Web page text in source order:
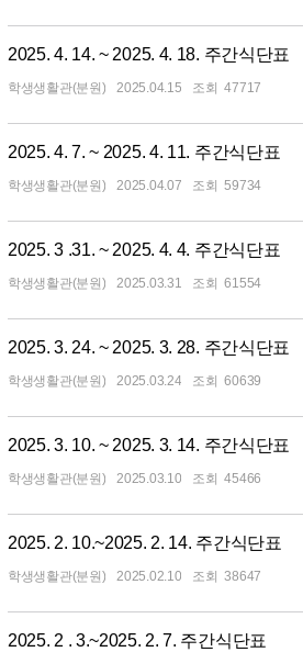
2025. 4. 14. ~ 2025. 4. 18. 주간식단표
학생생활관(분원) 2025.04.15 47717
2025. 4. 7. ~ 2025. 4. 11. 주간식단표
학생생활관(분원) 2025.04.07 59734
2025. 3 .31. ~ 2025. 4. 4. 주간식단표
학생생활관(분원) 2025.03.31 61554
2025. 3. 24. ~ 2025. 3. 28. 주간식단표
학생생활관(분원) 2025.03.24 60639
2025. 3. 10. ~ 2025. 3. 14. 주간식단표
학생생활관(분원) 2025.03.10 45466
2025. 2. 10.~2025. 2. 14. 주간식단표
학생생활관(분원) 2025.02.10 38647
2025. 2 . 3.~2025. 2. 7. 주간식단표